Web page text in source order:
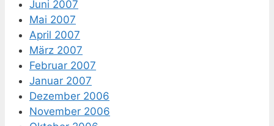
Juni 2007
Mai 2007
April 2007
März 2007
Februar 2007
Januar 2007
Dezember 2006
November 2006